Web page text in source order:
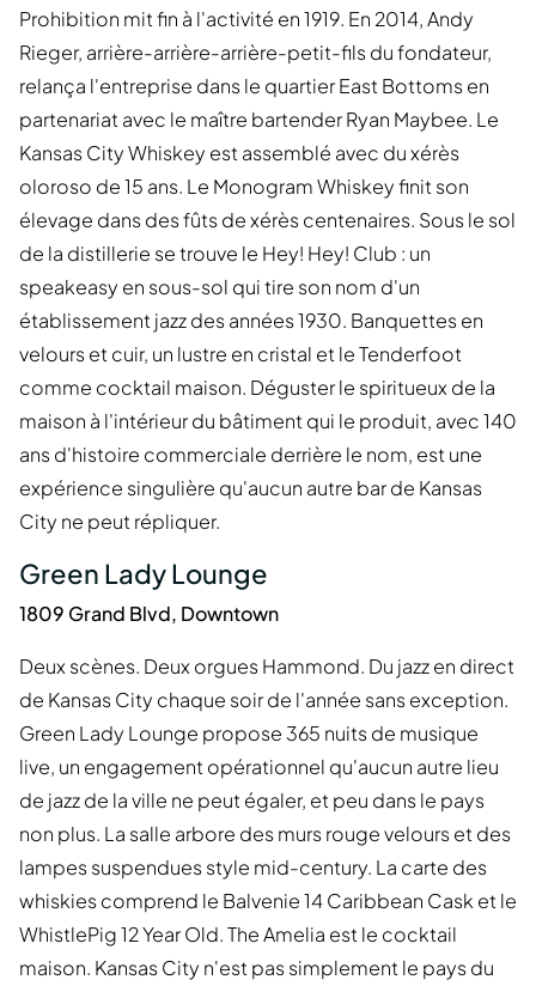
Prohibition mit fin à l'activité en 1919. En 2014, Andy
Rieger, arrière-arrière-arrière-petit-fils du fondateur,
relança l'entreprise dans le quartier East Bottoms en
partenariat avec le maître bartender Ryan Maybee. Le
Kansas City Whiskey est assemblé avec du xérès
oloroso de 15 ans. Le Monogram Whiskey finit son
élevage dans des fûts de xérès centenaires. Sous le sol
de la distillerie se trouve le Hey! Hey! Club : un
speakeasy en sous-sol qui tire son nom d'un
établissement jazz des années 1930. Banquettes en
velours et cuir, un lustre en cristal et le Tenderfoot
comme cocktail maison. Déguster le spiritueux de la
maison à l'intérieur du bâtiment qui le produit, avec 140
ans d'histoire commerciale derrière le nom, est une
expérience singulière qu'aucun autre bar de Kansas
City ne peut répliquer.
Green Lady Lounge
1809 Grand Blvd, Downtown
Deux scènes. Deux orgues Hammond. Du jazz en direct
de Kansas City chaque soir de l'année sans exception.
Green Lady Lounge propose 365 nuits de musique
live, un engagement opérationnel qu'aucun autre lieu
de jazz de la ville ne peut égaler, et peu dans le pays
non plus. La salle arbore des murs rouge velours et des
lampes suspendues style mid-century. La carte des
whiskies comprend le Balvenie 14 Caribbean Cask et le
WhistlePig 12 Year Old. The Amelia est le cocktail
maison. Kansas City n'est pas simplement le pays du